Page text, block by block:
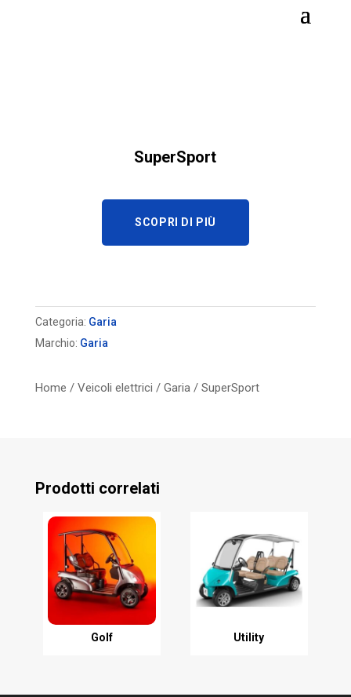
SuperSport
SCOPRI DI PIÙ
Categoria: Garia
Marchio: Garia
Home / Veicoli elettrici / Garia/ SuperSport
Prodotti correlati
Golf Utility